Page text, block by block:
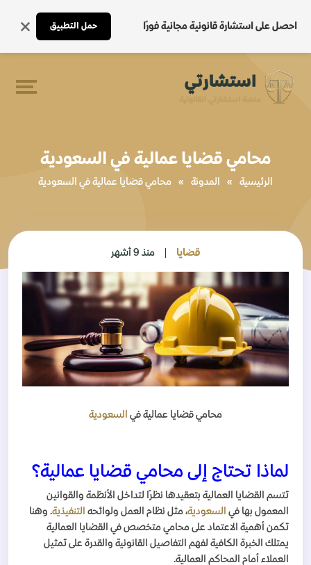
احصل على استشارة قانونية مجانية فورًا حمل التطبيق
محامي قضايا عمالية في السعودية
الرئيسية » المدونة » محامي قضايا عمالية في السعودية
قضايا منذ 9 أشهر
محامي قضايا عمالية في السعودية
لماذا تحتاج إلى محامي قضايا عمالية؟
تتسم القضايا العمالية بتعقيدها نظرًا لتداخل الأنظمة والقوانين
المعمول بها في السعودية، مثل نظام العمل ولوائحه التنفيذية. وهنا
تكمن أهمية الاعتماد على محامي متخصص في القضايا العمالية
يمتلك الخبرة الكافية لفهم التفاصيل القانونية والقدرة على تمثيل
العملاء أمام المحاكم العمالية.